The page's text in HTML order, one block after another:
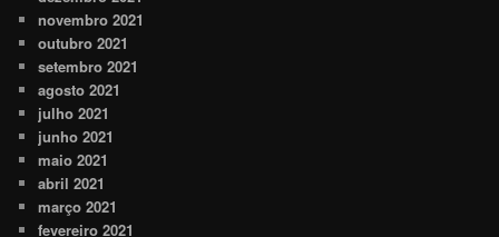
novembro 2021
outubro 2021
setembro 2021
agosto 2021
julho 2021
junho 2021
maio 2021
abril 2021
março 2021
fevereiro 2021